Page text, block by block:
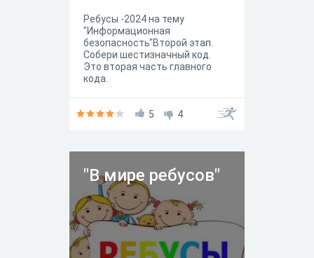
Ребусы -2024 на тему
"Информационная
безопасность"Второй этап.
Собери шестизначный код.
Это вторая часть главного
кода.
5 4
"В мире ребусов"